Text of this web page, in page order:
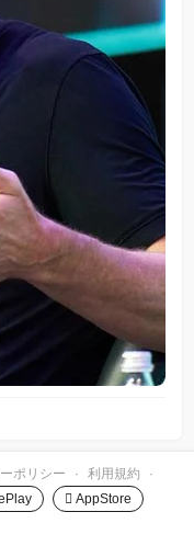
ポリシー · 利用規約
·
 AppStore